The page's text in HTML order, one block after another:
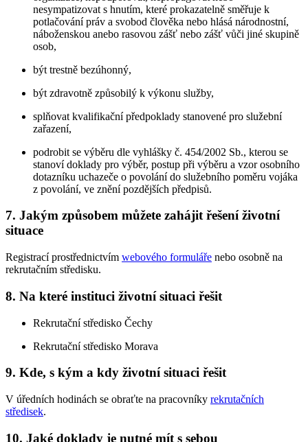
nesympatizovat s hnutím, které prokazatelně směřuje k
potlačování práv a svobod člověka nebo hlásá národnostní,
náboženskou anebo rasovou zášť nebo zášť vůči jiné skupině
osob,
být trestně bezúhonný,
být zdravotně způsobilý k výkonu služby,
splňovat kvalifikační předpoklady stanovené pro služební
zařazení,
podrobit se výběru dle vyhlášky č. 454/2002 Sb., kterou se
stanoví doklady pro výběr, postup při výběru a vzor osobního
dotazníku uchazeče o povolání do služebního poměru vojáka
z povolání, ve znění pozdějších předpisů.
7. Jakým způsobem můžete zahájit řešení životní
situace
Registrací prostřednictvím webového formuláře nebo osobně na
rekrutačním středisku.
8. Na které instituci životní situaci řešit
Rekrutační středisko Čechy
Rekrutační středisko Morava
9. Kde, s kým a kdy životní situaci řešit
V úředních hodinách se obraťte na pracovníky rekrutačních
středisek.
10. Jaké doklady je nutné mít s sebou